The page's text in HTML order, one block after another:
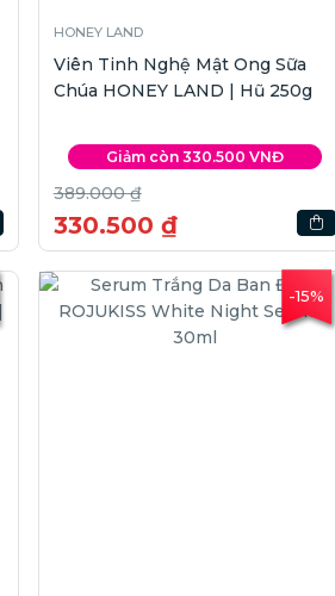
HONEY LAND
Viên Tinh Nghệ Mật Ong Sữa
Chúa HONEY LAND | Hũ 250g
Giảm còn 330.500 VNĐ
389.000 ₫
330.500 ₫
-15%